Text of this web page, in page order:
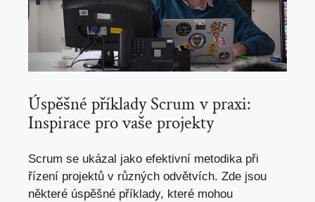
Úspěšné příklady Scrum v praxi:
Inspirace pro vaše projekty
Scrum se ukázal jako efektivní metodika při
řízení projektů v různých odvětvích. Zde jsou
některé úspěšné příklady, které mohou